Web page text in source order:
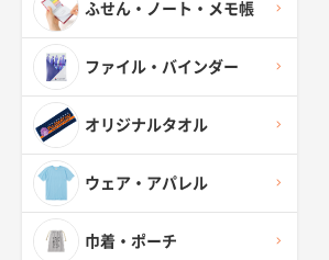
ふせん・ノート・メモ帳
ファイル・バインダー
オリジナルタオル
ウェア・アパレル
巾着・ポーチ